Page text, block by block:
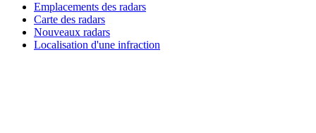
Emplacements des radars
Carte des radars
Nouveaux radars
Localisation d'une infraction